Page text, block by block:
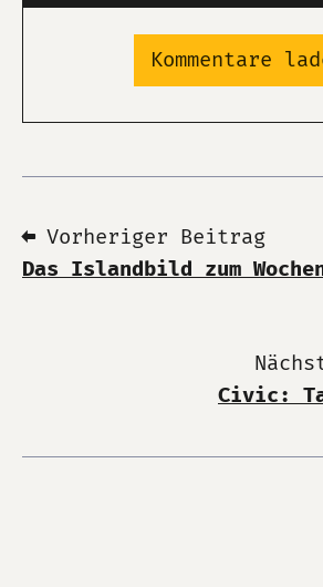
Kommentare
⬅ Vorheriger Beitrag
Das Islandbild zum
Civic: